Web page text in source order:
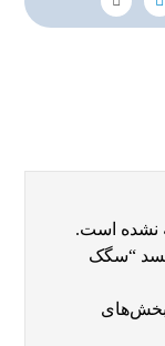
نشده است.
“سگک
بخش‌های